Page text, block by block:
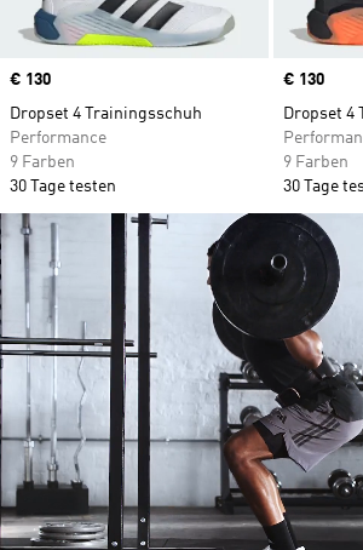
Price
€ 130
Dropset 4 Trainingsschuh
Performance
9 Farben
30 Tage testen
Price
€ 130
Dropset 4
9 Farben
30 Tage